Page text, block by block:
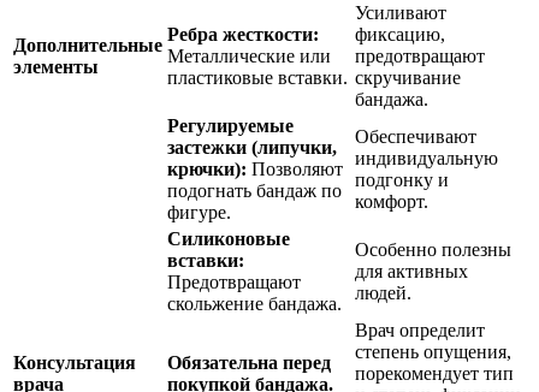
Дополнительные
элементы
Ребра жесткости:
Металлические или
пластиковые вставки.
Усиливают
фиксацию,
предотвращают
скручивание
бандажа.
Регулируемые
застежки (липучки,
крючки): Позволяют
подогнать бандаж по
фигуре.
Обеспечивают
индивидуальную
подгонку и
комфорт.
Силиконовые
вставки:
Предотвращают
скольжение бандажа.
Особенно полезны
для активных
людей.
Консультация
врача
Обязательна перед
покупкой бандажа.
Врач определит
степень опущения,
порекомендует тип